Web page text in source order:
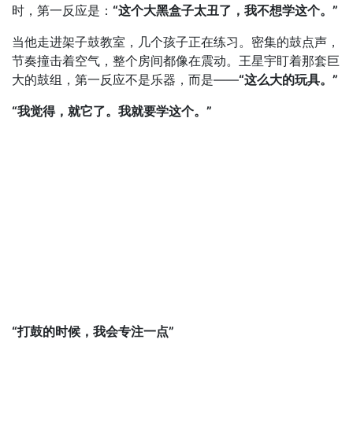
时，第一反应是： “这个大黑盒子太丑了，我不想学这个。”
当他走进架子鼓教室，几个孩子正在练习。密集的鼓点声，
节奏撞击着空气，整个房间都像在震动。王星宇盯着那套巨
大的鼓组，第一反应不是乐器，而是——“这么大的玩具。”
“我觉得，就它了。我就要学这个。”
“打鼓的时候，我会专注一点”